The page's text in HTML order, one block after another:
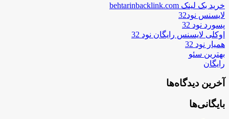
خرید بک لینک behtarinbacklink.com
لایسنس نود32
پسورد نود 32
اوکلی لایسنس رایگان نود 32
همیار نود 32
بهترین سئو
رایگان
آخرین دیدگاه‌ها
بایگانی‌ها